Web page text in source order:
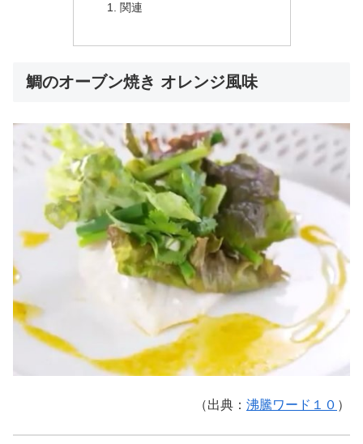
関連
鯛のオーブン焼き オレンジ風味
（出典： 沸騰ワード１０ ）